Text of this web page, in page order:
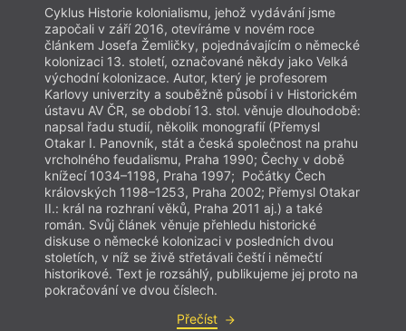
Cyklus Historie kolonialismu, jehož vydávání jsme
započali v září 2016, otevíráme v novém roce
článkem Josefa Žemličky, pojednávajícím o německé
kolonizaci 13. století, označované někdy jako Velká
východní kolonizace. Autor, který je profesorem
Karlovy univerzity a souběžně působí i v Historickém
ústavu AV ČR, se období 13. stol. věnuje dlouhodobě:
napsal řadu studií, několik monografií (Přemysl
Otakar I. Panovník, stát a česká společnost na prahu
vrcholného feudalismu, Praha 1990; Čechy v době
knížecí 1034–1198, Praha 1997; Počátky Čech
královských 1198–1253, Praha 2002; Přemysl Otakar
II.: král na rozhraní věků, Praha 2011 aj.) a také
román. Svůj článek věnuje přehledu historické
diskuse o německé kolonizaci v posledních dvou
stoletích, v níž se živě střetávali čeští i němečtí
historikové. Text je rozsáhlý, publikujeme jej proto na
pokračování ve dvou číslech.
Přečíst